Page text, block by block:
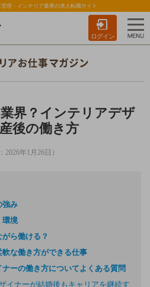
理・インテリア業界の求人転職サイト
ログイン
界？インテリアデザ
後の働き方
年1月26日）
強み
環境
ら働ける？
な働き方ができる仕事
ーの働き方についてよくある質問
イナーが結婚後もキャリアを継続す